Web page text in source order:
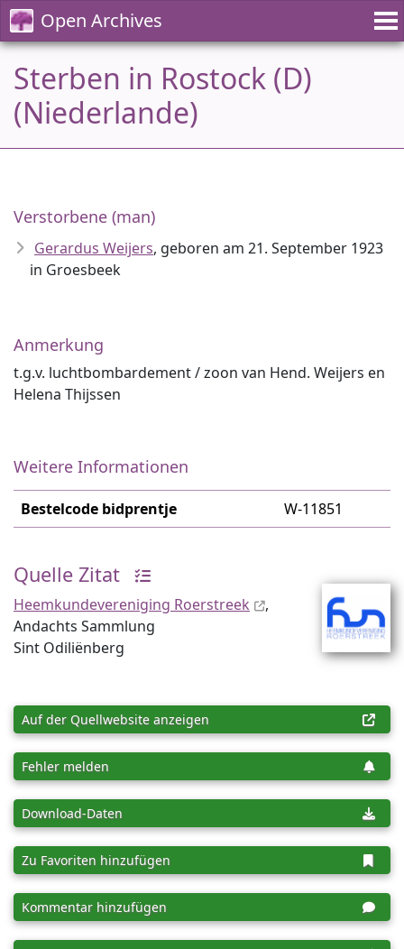
Open Archives
Sterben in Rostock (D)
(Niederlande)
Verstorbene (man)
Gerardus Weijers, geboren am 21. September 1923
in Groesbeek
Anmerkung
t.g.v. luchtbombardement / zoon van Hend. Weijers en
Helena Thijssen
Weitere Informationen
Bestelcode bidprentje W-11851
Quelle Zitat
Heemkundevereniging Roerstreek
,
Andachts Sammlung
Sint Odiliënberg
Auf der Quellwebsite anzeigen
Fehler melden
Download-Daten
Zu Favoriten hinzufügen
Kommentar hinzufügen